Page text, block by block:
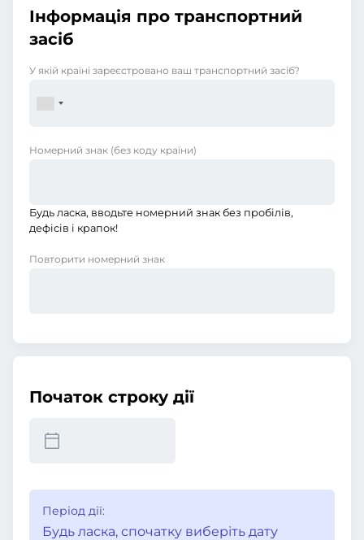
Інформація про транспортний
засіб
У якій країні зареєстровано ваш транспортний засіб?
Номерний знак (без коду країни)
Будь ласка, вводьте номерний знак без пробілів,
дефісів і крапок!
Повторити номерний знак
Початок строку дії
Період дії:
Будь ласка, спочатку виберіть дату